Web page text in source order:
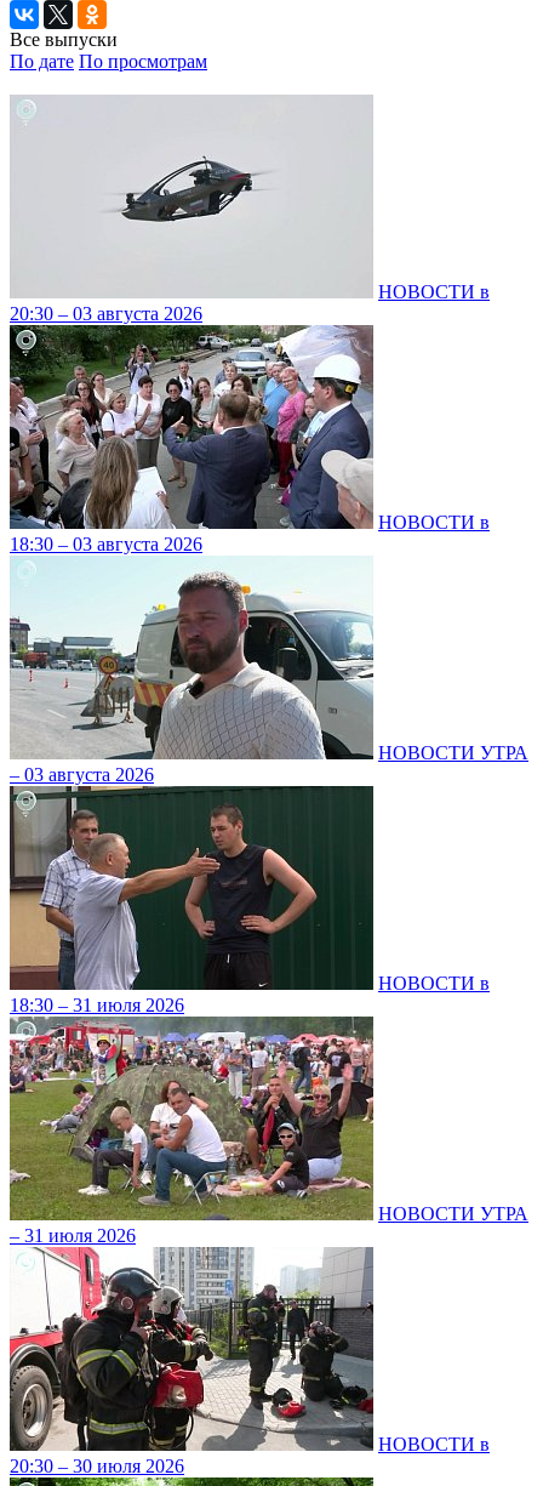
Все выпуски
По дате По просмотрам
НОВОСТИ в
20:30 – 03 августа 2026
НОВОСТИ в
18:30 – 03 августа 2026
НОВОСТИ УТРА
– 03 августа 2026
НОВОСТИ в
18:30 – 31 июля 2026
НОВОСТИ УТРА
– 31 июля 2026
НОВОСТИ в
20:30 – 30 июля 2026